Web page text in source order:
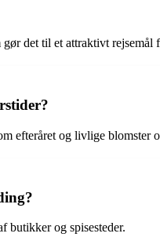
det til et attraktivt rejsemål
efteråret og livlige blomster
butikker og spisesteder.